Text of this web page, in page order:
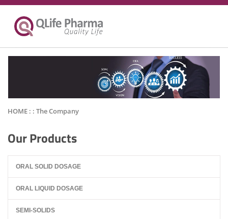
HOME : : The Company
Our Products
ORAL SOLID DOSAGE
ORAL LIQUID DOSAGE
SEMI-SOLIDS